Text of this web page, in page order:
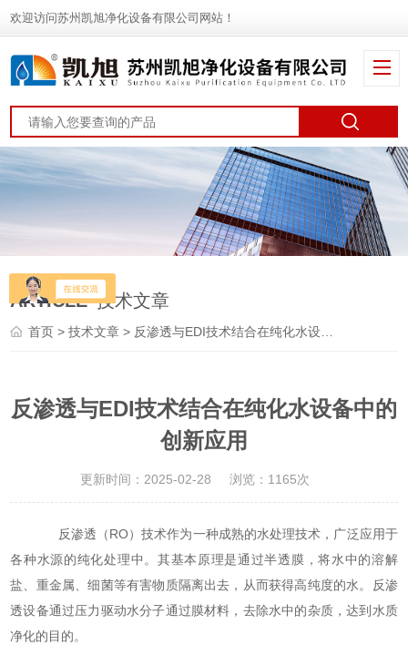
欢迎访问苏州凯旭净化设备有限公司网站！
ARTICLE 技术文章
首页 >技术文章 > 反渗透与EDI技术结合在纯化水设备中的创新应用
反渗透与EDI技术结合在纯化水设备中的
创新应用
更新时间：2025-02-28 浏览：1165次
反渗透（RO）技术作为一种成熟的水处理技术，广泛应用于
各种水源的纯化处理中。其基本原理是通过半透膜，将水中的溶解
盐、重金属、细菌等有害物质隔离出去，从而获得高纯度的水。反渗
透设备通过压力驱动水分子通过膜材料，去除水中的杂质，达到水质
净化的目的。